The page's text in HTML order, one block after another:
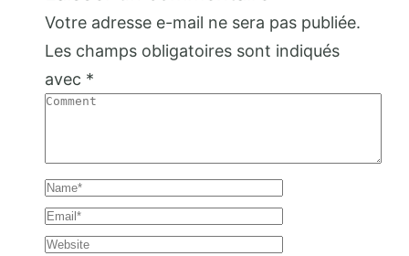
Votre adresse e-mail ne sera pas publiée.
Les champs obligatoires sont indiqués
avec *